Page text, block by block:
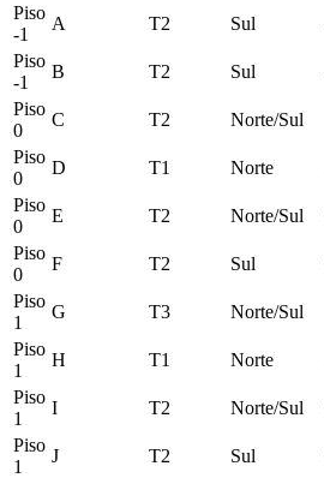
Piso
-1
A T2 Sul
Piso
-1
B T2 Sul
Piso
0
C T2 Norte/Sul
Piso
0
D T1 Norte
Piso
0
E T2 Norte/Sul
Piso
0
F T2 Sul
Piso
1
G T3 Norte/Sul
Piso
1
H T1 Norte
Piso
1
I T2 Norte/Sul
Piso
1
J T2 Sul